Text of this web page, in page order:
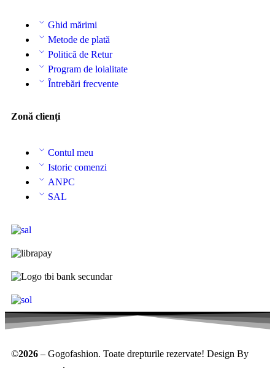
Ghid mărimi
Metode de plată
Politică de Retur
Program de loialitate
Întrebări frecvente
Zonă clienți
Contul meu
Istoric comenzi
ANPC
SAL
©2026 – Gogofashion. Toate drepturile rezervate! Design By
.